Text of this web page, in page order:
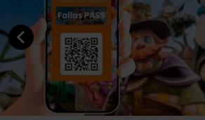
Previous element